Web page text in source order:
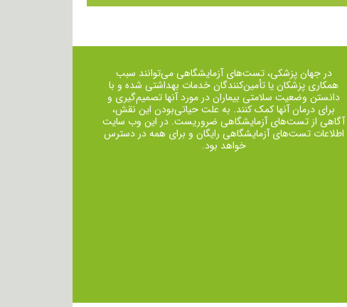
در جهان پزشکی، تست‌های آزمایشگاهی می‌توانند سبب
همکاری پزشکان یا تأمین‌کنندگان خدمات بهداشتی شده و با
دانستن وضعیت سلامتی بیماران در مورد آنها تصمیم‌گیری و
برای درمان ‌آنها کمک کنند. به علت حیاتی‌بودن این نقش،
آگاهی از تست‌های آزمایشگاهی ضروریست. در این وب سایت
اطلاعات تست‌های آزمایشگاهی رایگان و برای همه در دسترس
خواهد بود.